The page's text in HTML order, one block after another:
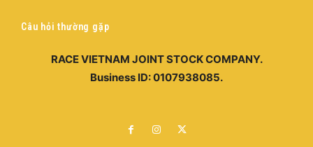
Câu hỏi thường gặp
RACE VIETNAM JOINT STOCK COMPANY.
Business ID: 0107938085.